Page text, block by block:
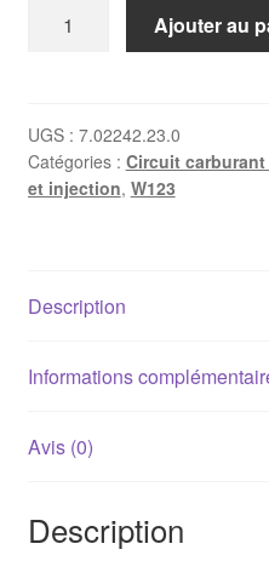
essence
Mercedes
M102
/
/
Ajouter au
UGS : 7.02242.23.0
Catégories : Circuit
et injection, W123
Description
Informations
Avis (0)
Description